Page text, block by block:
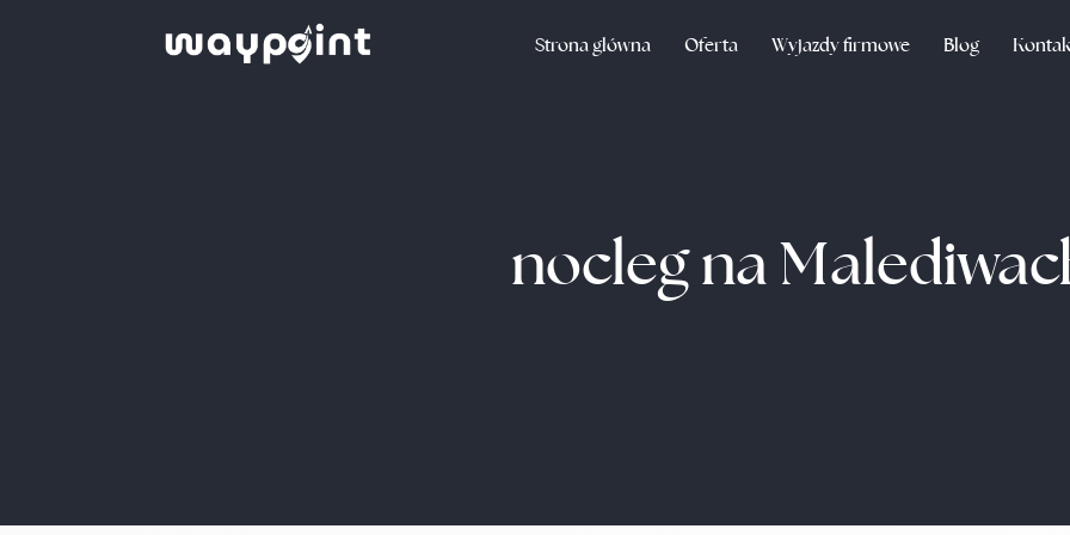
Strona główna Oferta Wyjazdy firmowe Blog
nocleg na